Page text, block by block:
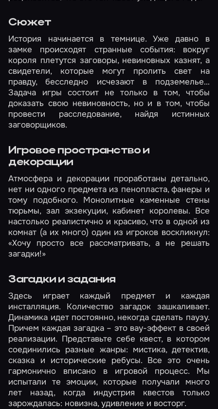
Сюжет
История начинается в темнице. Уже давно в
замке происходят странные события: вокруг
короля плетутся заговоры, невиновных казнят, а
свидетели, которые могут пролить свет на
правду, бесследно исчезают в подземелье…
Задача игры состоит не только в том, чтобы
доказать свою невиновность, но и в том, чтобы
провести расследование, найдя истинных
заговорщиков.
Игровое пространство и
декорации
Атмосфера и декорации проработаны детально,
нет ни одного предмета из пенопласта, фанеры и
тому подобного. Монолитные каменные стены
тюрьмы, зал экзекуции, кабинет королевы. Все
настолько реалистично и красиво, что в одной из
комнат (а их много) один из игроков воскликнул:
«Хочу просто все рассматривать, а не решать
загадки!»
Загадки и задания
Здесь играет каждый предмет и каждая
инсталляция. Количество загадок зашкаливает.
Динамика идет постоянно, некогда сделать паузу.
Причем каждая загадка – это вау-эффект в своей
реализации. Представьте себе квест, в котором
соединились разные жанры: мистика, детектив,
сказка и исторические ребусы. Все это очень
гармонично вписано в игровой процесс. Мы
испытали те эмоции, которые получали много
лет назад, когда индустрия квестов только
зарождалась: новизна, удивление и восторг.